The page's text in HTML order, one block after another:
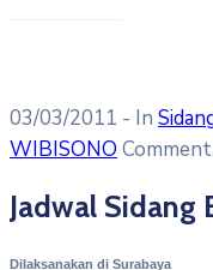
03/03/2011 - In
WIBISONO
Jadwal Sidang
Dilaksanakan di Surabaya